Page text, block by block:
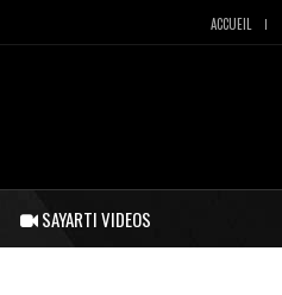
ACCUEIL
SAYARTI VIDEOS